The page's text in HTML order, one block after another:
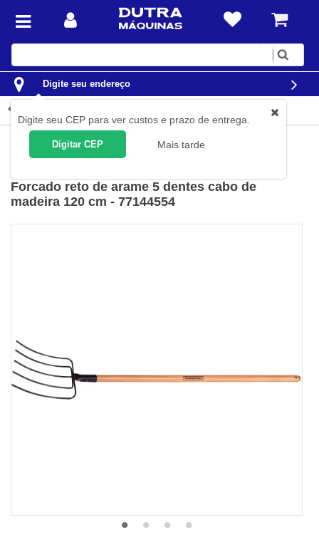
Digite
Digite seu endereço
Digite seu CEP para ver custos e prazo de entrega.
Digitar CEP Mais tarde
Jardim e Agrícola Ferramentas para Jardim
Forcado reto de arame 5 dentes cabo de
madeira 120 cm - 77144554